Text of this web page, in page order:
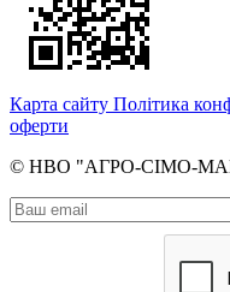
Карта сайту Політика
оферти
© НВО "АГРО-СІМО-